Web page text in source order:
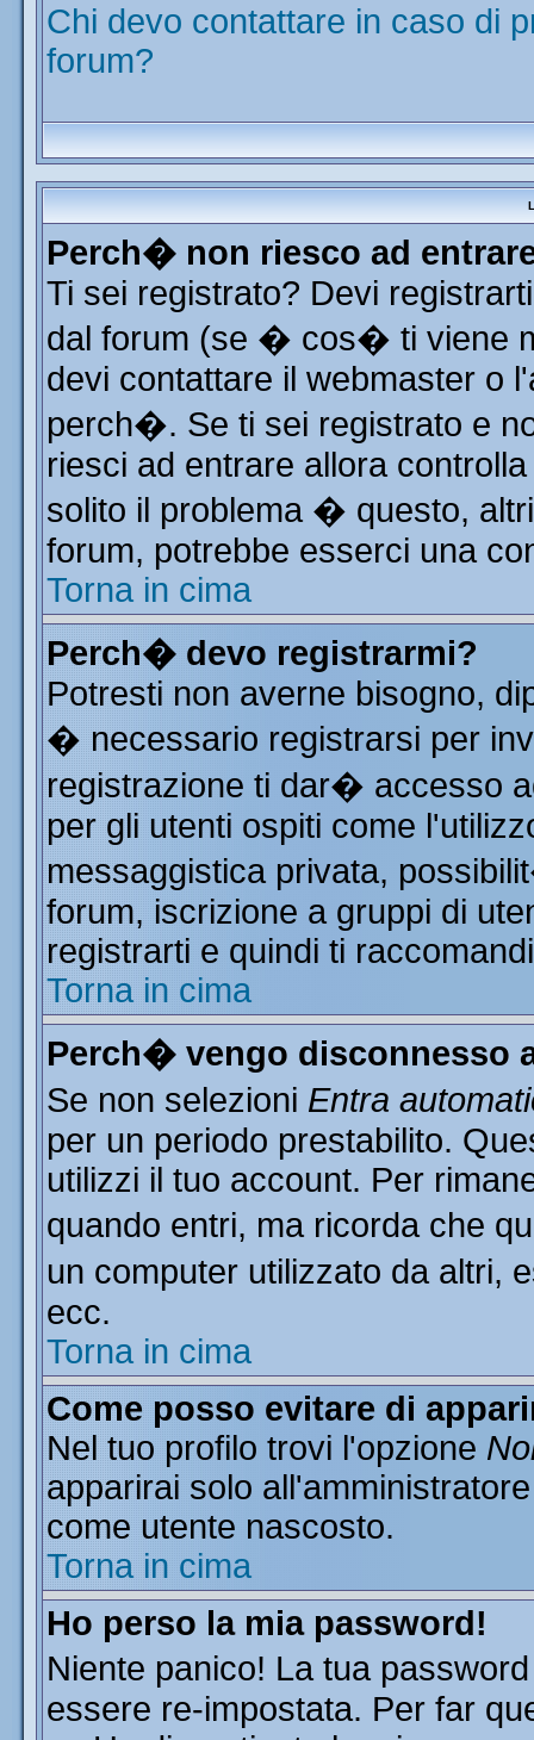
Chi devo contattare in caso di
forum?
Perch� non riesco ad
Ti sei registrato? Devi
dal forum (se � cos� ti viene
devi contattare il webmaster o
perch�. Se ti sei registrato e
riesci ad entrare allora
solito il problema � questo,
forum, potrebbe esserci una
Torna in cima
Perch� devo registrarmi?
Potresti non averne bisogno,
� necessario registrarsi per
registrazione ti dar� accesso
per gli utenti ospiti come
messaggistica privata,
forum, iscrizione a gruppi di
registrarti e quindi ti
Torna in cima
Perch� vengo disconnesso
Se non selezioni Entra
per un periodo prestabilito.
utilizzi il tuo account. Per
quando entri, ma ricorda che
un computer utilizzato da
ecc.
Torna in cima
Come posso evitare di
Nel tuo profilo trovi l'opzione
apparirai solo
come utente nascosto.
Torna in cima
Ho perso la mia password!
Niente panico! La tua
essere re-impostata. Per far